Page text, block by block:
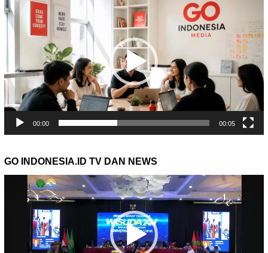
Video
00:00 00:05
GO INDONESIA.ID TV DAN NEWS
Pemutar